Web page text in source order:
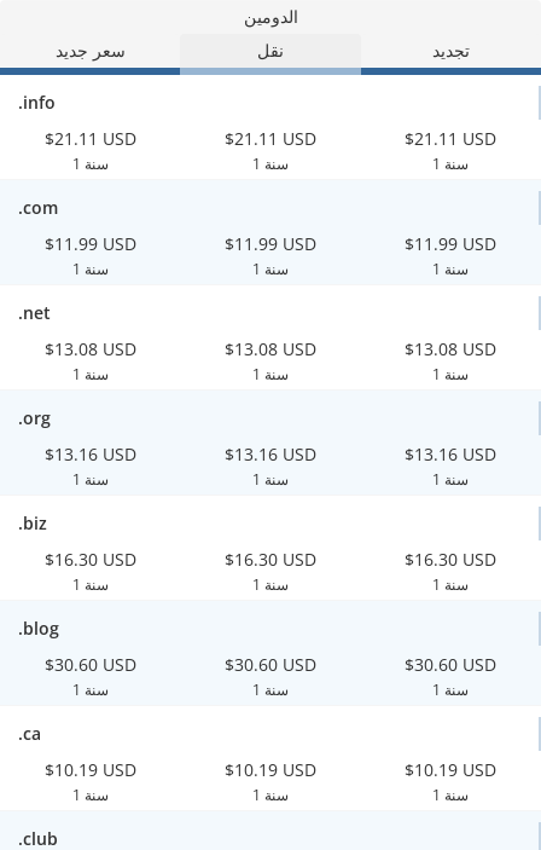
الدومين
سعر جديد
نقل تجديد
.info
$21.11 USD
1 سنة
$21.11 USD
1 سنة
$21.11 USD
1 سنة
.com
$11.99 USD
1 سنة
$11.99 USD
1 سنة
$11.99 USD
1 سنة
.net
$13.08 USD
1 سنة
$13.08 USD
1 سنة
$13.08 USD
1 سنة
.org
$13.16 USD
1 سنة
$13.16 USD
1 سنة
$13.16 USD
1 سنة
.biz
$16.30 USD
1 سنة
$16.30 USD
1 سنة
$16.30 USD
1 سنة
.blog
$30.60 USD
1 سنة
$30.60 USD
1 سنة
$30.60 USD
1 سنة
.ca
$10.19 USD
1 سنة
$10.19 USD
1 سنة
$10.19 USD
1 سنة
.club